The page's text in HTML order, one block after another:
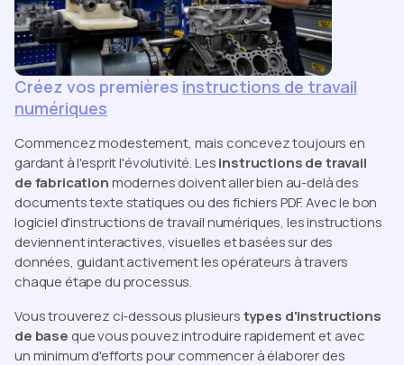
Créez vos premières instructions de travail
numériques
Commencez modestement, mais concevez toujours en
gardant à l'esprit l'évolutivité. Lesinstructions de travail
de fabricationmodernes doivent aller bien au-delà des
documents texte statiques ou des fichiers PDF. Avec le bon
logiciel d'instructions de travail numériques, les instructions
deviennent interactives, visuelles et basées sur des
données, guidant activement les opérateurs à travers
chaque étape du processus.
Vous trouverez ci-dessous plusieurstypes d'instructions
de base que vous pouvez introduire rapidement et avec
un minimum d'efforts pour commencer à élaborer des